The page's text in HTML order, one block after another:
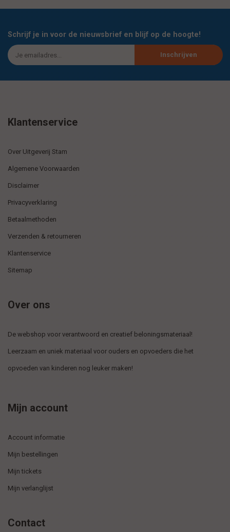
Schrijf je in voor de nieuwsbrief en blijf op de hoogte!
Inschrijven
Klantenservice
Over Uitgeverij Stam
Algemene Voorwaarden
Disclaimer
Privacyverklaring
Betaalmethoden
Verzenden & retourneren
Klantenservice
Sitemap
Over ons
De webshop voor verantwoord en creatief beloningsmateriaal!
Leerzaam en uniek materiaal voor ouders en opvoeders die het
opvoeden van kinderen nog leuker maken!
Mijn account
Account informatie
Mijn bestellingen
Mijn tickets
Mijn verlanglijst
Contact